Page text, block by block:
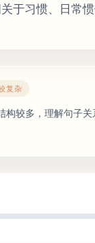
于习惯、日常
复杂
构较多，理解句子关